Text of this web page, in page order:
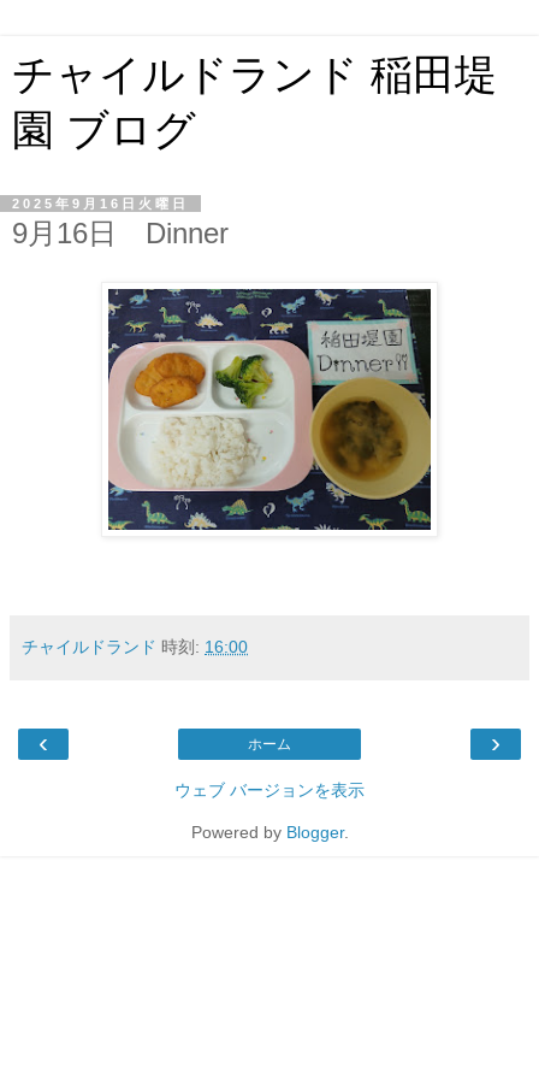
チャイルドランド 稲田堤
園 ブログ
2025年9月16日火曜日
9月16日 Dinner
チャイルドランド 時刻: 16:00
‹ ›
ホーム
ウェブ バージョンを表示
Powered by Blogger.